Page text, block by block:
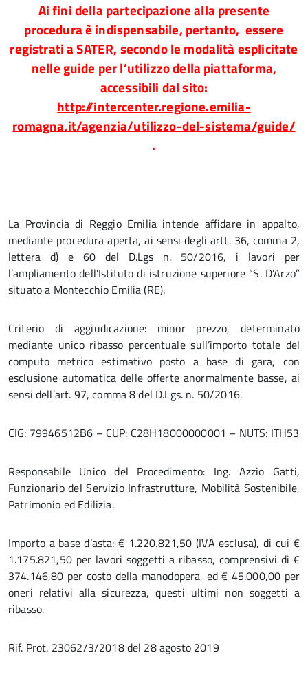
Ai fini della partecipazione alla presente
procedura è indispensabile, pertanto, essere
registrati a SATER, secondo le modalità esplicitate
nelle guide per l’utilizzo della piattaforma,
accessibili dal sito:
http://intercenter.regione.emilia-
romagna.it/agenzia/utilizzo-del-sistema/guide/
.
La Provincia di Reggio Emilia intende affidare in appalto,
mediante procedura aperta, ai sensi degli artt. 36, comma 2,
lettera d) e 60 del D.Lgs n. 50/2016, i lavori per
l’ampliamento dell’Istituto di istruzione superiore “S. D’Arzo”
situato a Montecchio Emilia (RE).
Criterio di aggiudicazione: minor prezzo, determinato
mediante unico ribasso percentuale sull’importo totale del
computo metrico estimativo posto a base di gara, con
esclusione automatica delle offerte anormalmente basse, ai
sensi dell’art. 97, comma 8 del D.Lgs. n. 50/2016.
CIG: 79946512B6 – CUP: C28H18000000001 – NUTS: ITH53
Responsabile Unico del Procedimento: Ing. Azzio Gatti,
Funzionario del Servizio Infrastrutture, Mobilità Sostenibile,
Patrimonio ed Edilizia.
Importo a base d’asta: € 1.220.821,50 (IVA esclusa), di cui €
1.175.821,50 per lavori soggetti a ribasso, comprensivi di €
374.146,80 per costo della manodopera, ed € 45.000,00 per
oneri relativi alla sicurezza, questi ultimi non soggetti a
ribasso.
Rif. Prot. 23062/3/2018 del 28 agosto 2019